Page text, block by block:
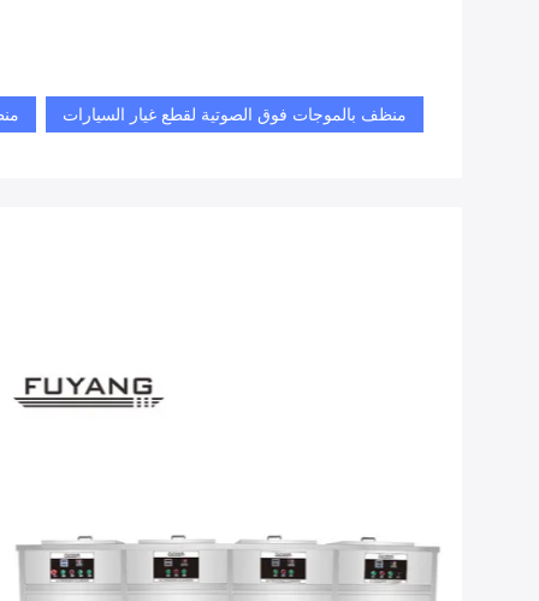
منظف ​​بالموجات فوق الصوتية لقطع غيار السيارات